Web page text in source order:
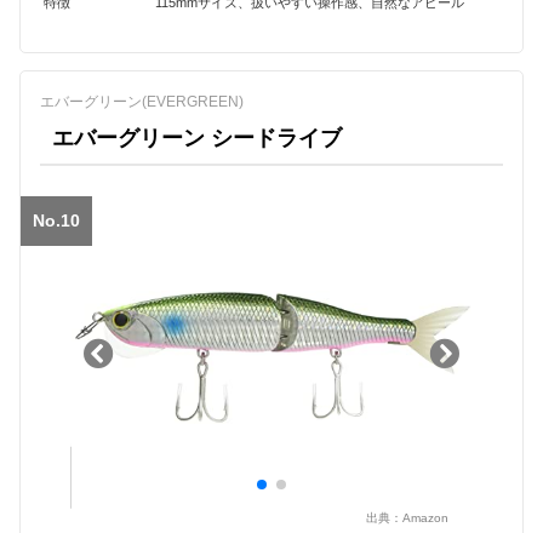
エバーグリーン(EVERGREEN)
エバーグリーン シードライブ
No.10
出典： Amazon